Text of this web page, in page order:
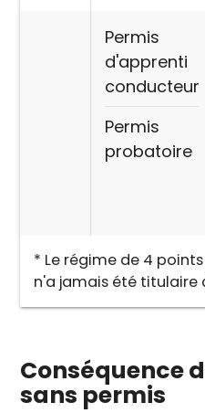
Permis
d'apprenti
conducteur
Permis
probatoire
* Le régime de 4
n'a jamais été titulaire
Conséquence
sans permis